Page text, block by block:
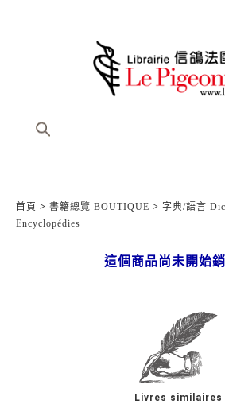
首頁 > 書籍總覽 BOUTIQUE > 字典/語言
Encyclopédies
這個商品尚未開始銷
Livres similaires